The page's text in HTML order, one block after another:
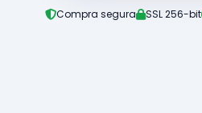
Compra segura SSL 256-bit